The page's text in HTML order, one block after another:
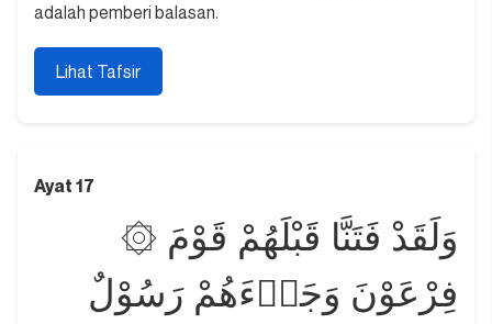
adalah pemberi balasan.
Lihat Tafsir
Ayat 17
۞ وَلَقَدْ فَتَنَّا قَبْلَهُمْ قَوْمَ
فِرْعَوْنَ وَجَاۤءَهُمْ رَسُوْلٌ